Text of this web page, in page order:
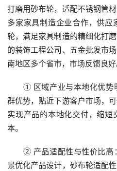
打磨用砂布轮，适配不锈钢管
多家家具制造企业合作，供应
轮，满足家具制造的精细化打
的装饰工程公司、五金批发市
南地区多个省市，市场反馈良好
① 区域产业与本地化优势
群优势，贴近下游客户市场，
实现产品的本地化交付，缩短
本。
② 产品适配性与性价比高
景优化产品设计，砂布轮适配